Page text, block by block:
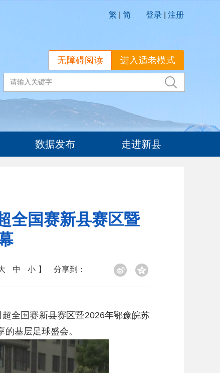
登录 注册
繁 简
进入适老模式
无障碍阅读
数据发布 走进新县
全国赛新县赛区暨
中 小 】 分享到：
全国赛新县赛区暨2026年鄂豫皖苏
基层足球盛会。